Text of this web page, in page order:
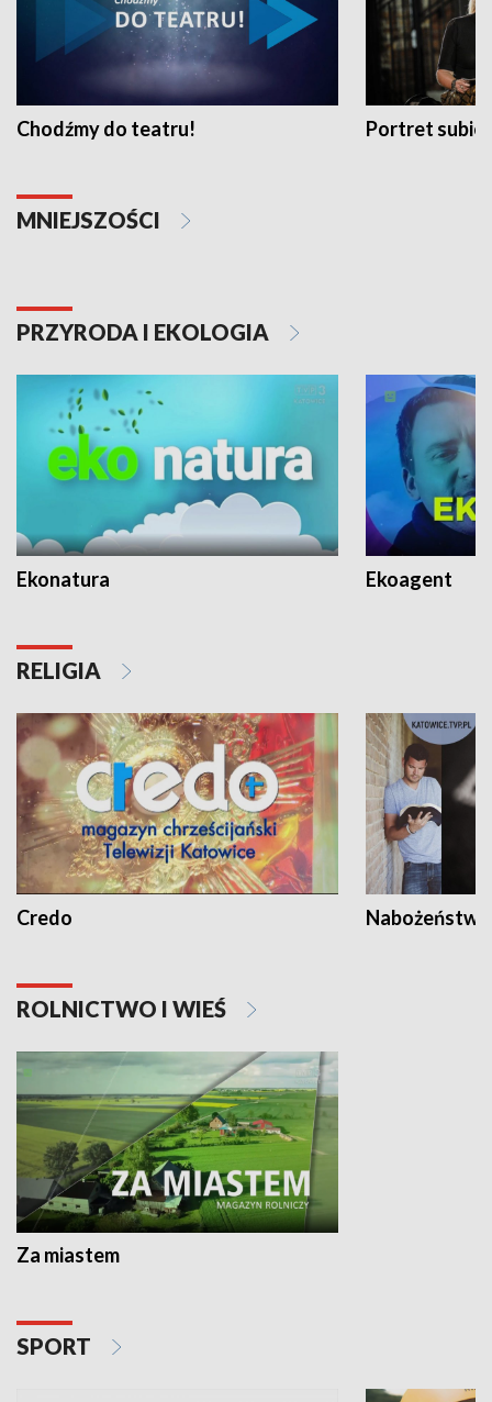
Chodźmy do teatru! Portret
MNIEJSZOŚCI
PRZYRODA I EKOLOGIA
Ekonatura Ekoagent
RELIGIA
Credo
ROLNICTWO I WIEŚ
Za miastem
SPORT